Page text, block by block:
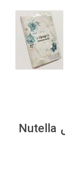
دستمال آشپزخانه بومرنگ مدل Nutella